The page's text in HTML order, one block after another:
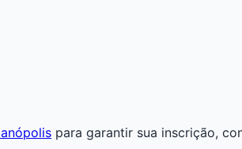
para garantir sua inscrição,